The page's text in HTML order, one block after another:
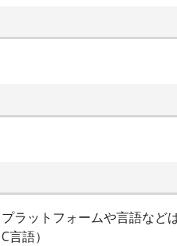
ラットフォームや言語など
語）